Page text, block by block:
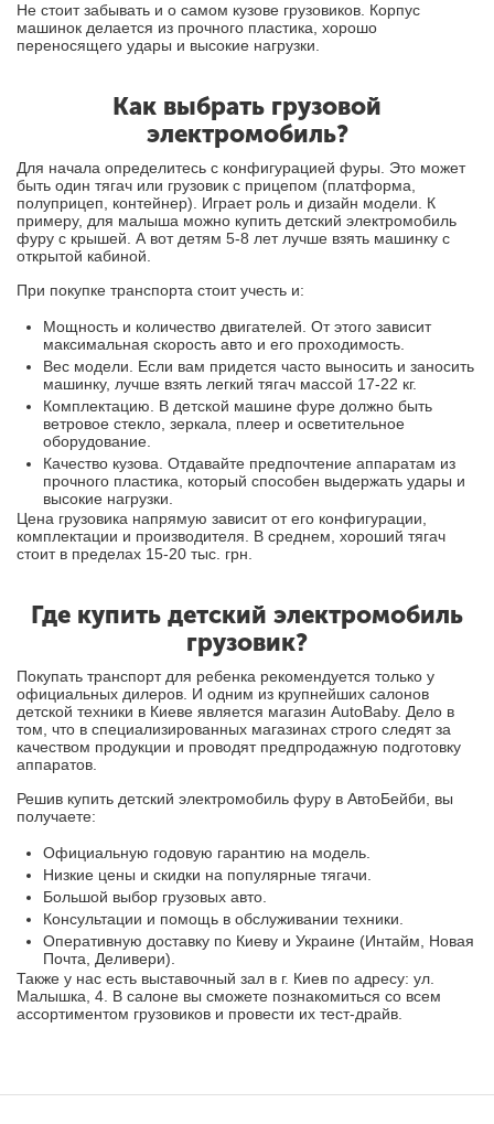
Не стоит забывать и о самом кузове грузовиков. Корпус
машинок делается из прочного пластика, хорошо
переносящего удары и высокие нагрузки.
Как выбрать грузовой
электромобиль?
Для начала определитесь с конфигурацией фуры. Это может
быть один тягач или грузовик с прицепом (платформа,
полуприцеп, контейнер). Играет роль и дизайн модели. К
примеру, для малыша можно купить детский электромобиль
фуру с крышей. А вот детям 5-8 лет лучше взять машинку с
открытой кабиной.
При покупке транспорта стоит учесть и:
Мощность и количество двигателей. От этого зависит
максимальная скорость авто и его проходимость.
Вес модели. Если вам придется часто выносить и заносить
машинку, лучше взять легкий тягач массой 17-22 кг.
Комплектацию. В детской машине фуре должно быть
ветровое стекло, зеркала, плеер и осветительное
оборудование.
Качество кузова. Отдавайте предпочтение аппаратам из
прочного пластика, который способен выдержать удары и
высокие нагрузки.
Цена грузовика напрямую зависит от его конфигурации,
комплектации и производителя. В среднем, хороший тягач
стоит в пределах 15-20 тыс. грн.
Где купить детский электромобиль
грузовик?
Покупать транспорт для ребенка рекомендуется только у
официальных дилеров. И одним из крупнейших салонов
детской техники в Киеве является магазин AutoBaby. Дело в
том, что в специализированных магазинах строго следят за
качеством продукции и проводят предпродажную подготовку
аппаратов.
Решив купить детский электромобиль фуру в АвтоБейби, вы
получаете:
Официальную годовую гарантию на модель.
Низкие цены и скидки на популярные тягачи.
Большой выбор грузовых авто.
Консультации и помощь в обслуживании техники.
Оперативную доставку по Киеву и Украине (Интайм, Новая
Почта, Деливери).
Также у нас есть выставочный зал в г. Киев по адресу: ул.
Малышка, 4. В салоне вы сможете познакомиться со всем
ассортиментом грузовиков и провести их тест-драйв.